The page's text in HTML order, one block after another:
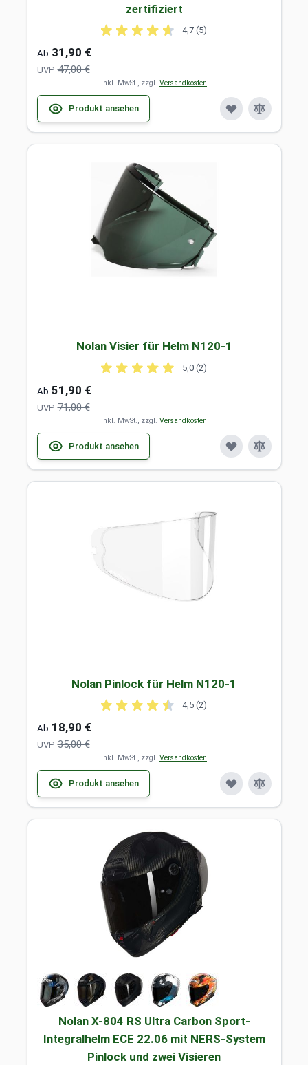
zertifiziert
4,7 (5)
Ab 31,90 €
UVP 47,00 €
inkl. MwSt., zzgl. Versandkosten
Produkt ansehen
Nolan Visier für Helm N120-1
5,0 (2)
Ab 51,90 €
UVP 71,00 €
inkl. MwSt., zzgl. Versandkosten
Produkt ansehen
Nolan Pinlock für Helm N120-1
4,5 (2)
Ab 18,90 €
UVP 35,00 €
inkl. MwSt., zzgl. Versandkosten
Produkt ansehen
Nolan X-804 RS Ultra Carbon Sport-
Integralhelm ECE 22.06 mit NERS-System
Pinlock und zwei Visieren